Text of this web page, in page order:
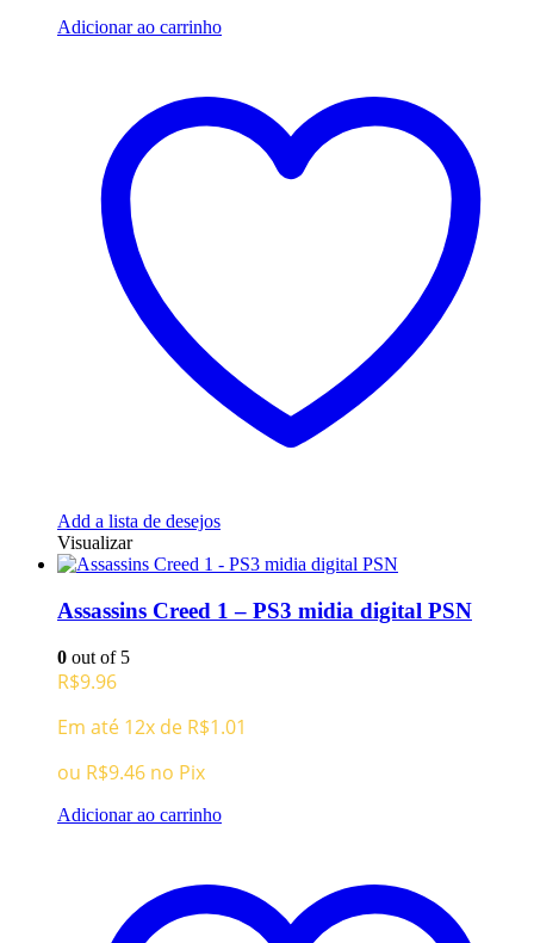
Adicionar ao carrinho
Add a lista de desejos
Visualizar
Assassins Creed 1 – PS3 midia digital PSN
0 out of 5
R$9.96
Em até 12x de R$1.01
ou R$9.46 no Pix
Adicionar ao carrinho